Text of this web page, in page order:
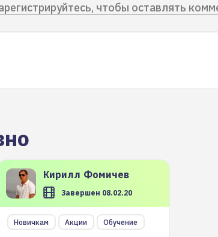
чтобы оставлять
Кирилл Фомичев
Завершен 08.02.20
Новичкам Акции Обучение